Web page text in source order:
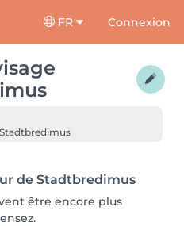
FR Connexion
Stadtbredimus
de Stadtbredimus
être encore plus